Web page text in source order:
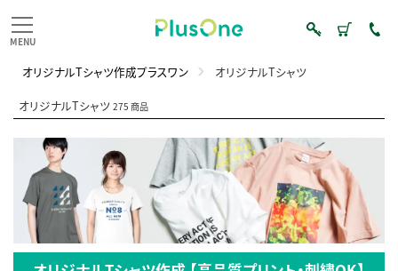
オリジナルTシャツ作成プラスワン オリジナルTシャツ
オリジナルTシャツ275 商品